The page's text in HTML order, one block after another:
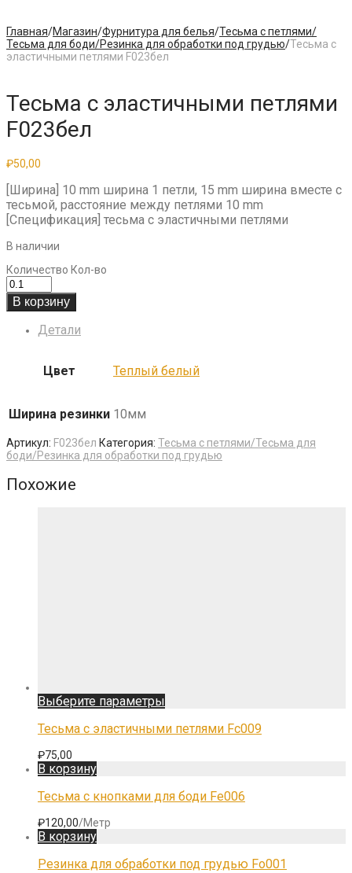
Главная/Магазин/Фурнитура для белья/Тесьма с петлями/
Тесьма для боди/Резинка для обработки под грудью/Тесьма с
эластичными петлями F023бел
Тесьма с эластичными петлями
F023бел
₽50,00
[Ширина] 10 mm ширина 1 петли, 15 mm ширина вместе с
тесьмой, расстояние между петлями 10 mm
[Спецификация] тесьма с эластичными петлями
В наличии
Количество Кол-во
В корзину
Детали
Цвет Теплый белый
Ширина резинки 10мм
Артикул: F023бел Категория: Тесьма с петлями/Тесьма для
боди/Резинка для обработки под грудью
Похожие
Выберите параметры
товар
имеет
несколько
выбрать
на
Тесьма с эластичными петлями Fc009
₽75,00
В корзину
Тесьма с кнопками для боди Fe006
₽120,00/Метр
В корзину
Резинка для обработки под грудью Fo001